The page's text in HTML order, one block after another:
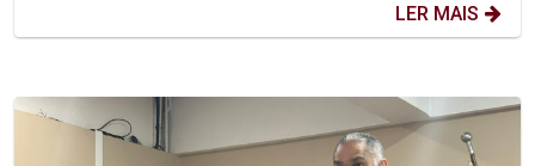
LER MAIS